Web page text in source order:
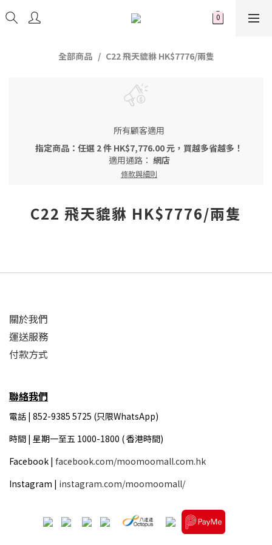
全部商品 C22 飛天貔貅 HK$7776/兩隻
所有顧客適用
指定商品：任選 2 件 HK$7,776.00 元，買越多省越多！
適用通路： 網店
條款與細則
C22 飛天貔貅 HK$7776/兩隻
關於我們
運送服務
付款方式
聯絡我們
電話 | 852-9385 5725 (只限WhatsApp)
時間 | 星期一至五 1000-1800 ( 香港時間)
Facebook | facebook.com/moomoomall.com.hk
Instagram | instagram.com/moomoomall/